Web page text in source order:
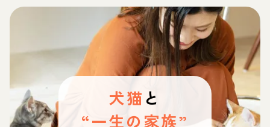
犬猫 と
“一生の家族”